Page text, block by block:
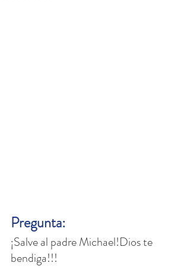
Pregunta:
¡Salve al padre Michael!Dios te
bendiga!!!